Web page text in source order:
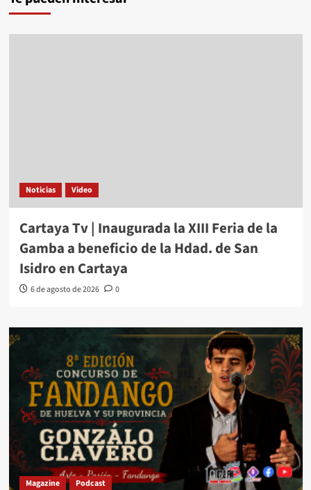
Noticias Video
Cartaya Tv | Inaugurada la XIII Feria de la
Gamba a beneficio de la Hdad. de San
Isidro en Cartaya
6 de agosto de 2026 0
Magazine Podcast